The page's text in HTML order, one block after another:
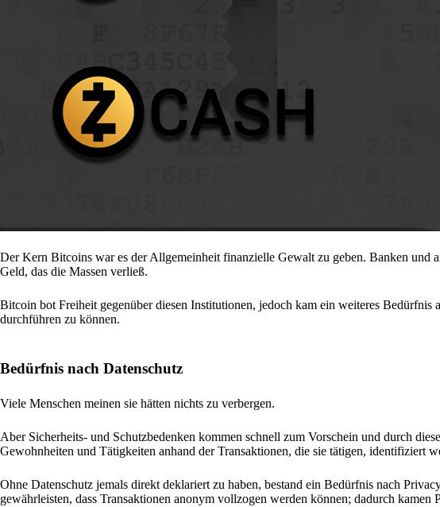
Der Kern Bitcoins war es der Allgemeinheit finanzielle Gewalt zu geben. Banken und
Geld, das die Massen verließ.
Bitcoin bot Freiheit gegenüber diesen Institutionen, jedoch kam ein weiteres
durchführen zu können.
Bedürfnis nach Datenschutz
Viele Menschen meinen sie hätten nichts zu verbergen.
Aber Sicherheits- und Schutzbedenken kommen schnell zum Vorschein und durch
Gewohnheiten und Tätigkeiten anhand der Transaktionen, die sie tätigen, identifiziert
Ohne Datenschutz jemals direkt deklariert zu haben, bestand ein Bedürfnis nach
gewährleisten, dass Transaktionen anonym vollzogen werden können; dadurch kamen